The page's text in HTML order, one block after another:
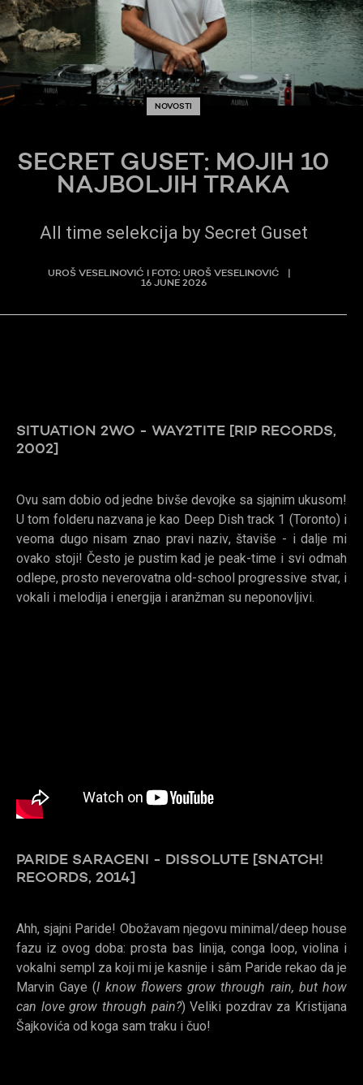
NOVOSTI
SECRET GUSET: MOJIH 10
NAJBOLJIH TRAKA
All time selekcija by Secret Guset
UROŠ VESELINOVIĆ I FOTO: UROŠ VESELINOVIĆ
16 JUNE 2026
SITUATION 2WO - WAY2TITE [RIP RECORDS,
2002]
Ovu sam dobio od jedne bivše devojke sa sjajnim ukusom!
U tom folderu nazvana je kao Deep Dish track 1 (Toronto) i
veoma dugo nisam znao pravi naziv, štaviše - i dalje mi
ovako stoji! Često je pustim kad je peak-time i svi odmah
odlepe, prosto neverovatna old-school progressive stvar, i
vokali i melodija i energija i aranžman su neponovljivi.
PARIDE SARACENI - DISSOLUTE [SNATCH!
RECORDS, 2014]
Ahh, sjajni Paride! Obožavam njegovu minimal/deep house
fazu iz ovog doba: prosta bas linija, conga loop, violina i
vokalni sempl za koji mi je kasnije i sâm Paride rekao da je
Marvin Gaye (I know flowers grow through rain, but how
can love grow through pain?) Veliki pozdrav za Kristijana
Šajkovića od koga sam traku i čuo!